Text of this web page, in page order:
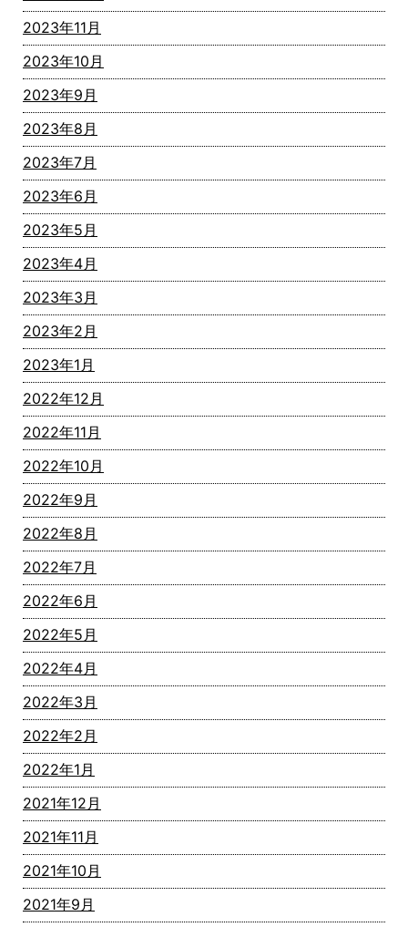
2023年11月
2023年10月
2023年9月
2023年8月
2023年7月
2023年6月
2023年5月
2023年4月
2023年3月
2023年2月
2023年1月
2022年12月
2022年11月
2022年10月
2022年9月
2022年8月
2022年7月
2022年6月
2022年5月
2022年4月
2022年3月
2022年2月
2022年1月
2021年12月
2021年11月
2021年10月
2021年9月